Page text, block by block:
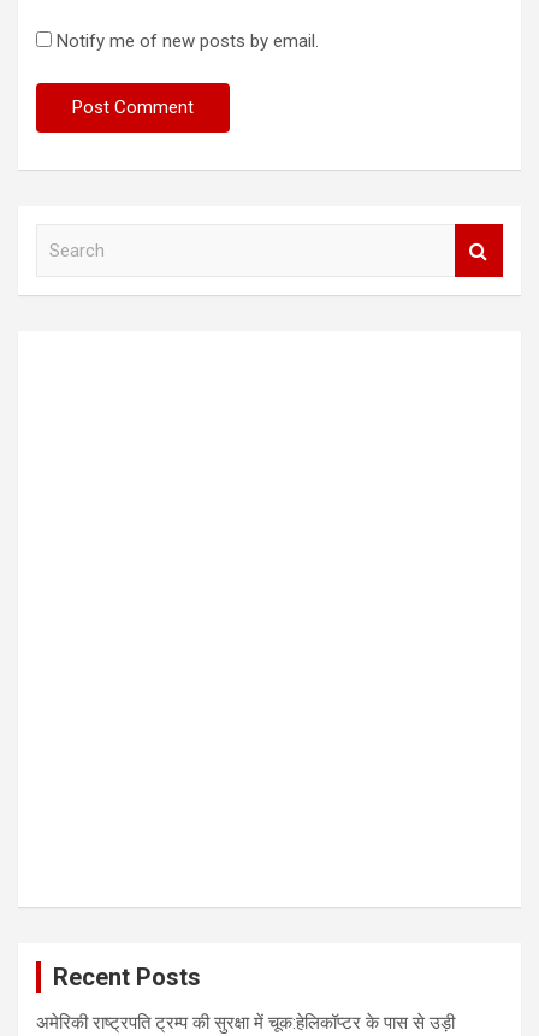
Notify me of new posts by email.
Recent Posts
अमेरिकी राष्ट्रपति ट्रम्प की सुरक्षा में चूक:हेलिकॉप्टर के पास से उड़ी